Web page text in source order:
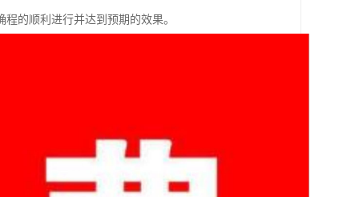
的顺利进行并达到预期的效果。